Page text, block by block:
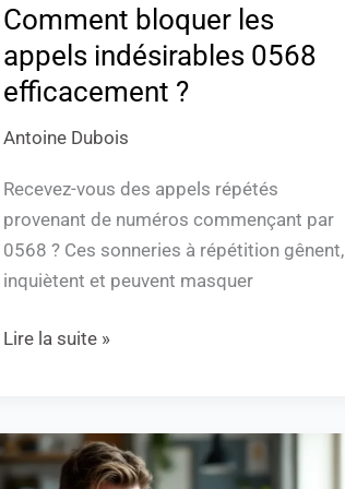
Comment bloquer les
appels indésirables 0568
efficacement ?
Antoine Dubois
Recevez-vous des appels répétés
provenant de numéros commençant par
0568 ? Ces sonneries à répétition gênent,
inquiètent et peuvent masquer
Lire la suite »
Comprendre
l’indicatif